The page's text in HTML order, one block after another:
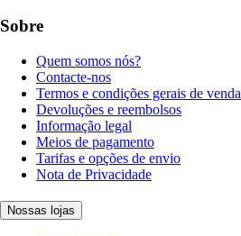
Sobre
Quem somos nós?
Contacte-nos
Termos e condições gerais de venda
Devoluções e reembolsos
Informação legal
Meios de pagamento
Tarifas e opções de envio
Nota de Privacidade
Nossas lojas